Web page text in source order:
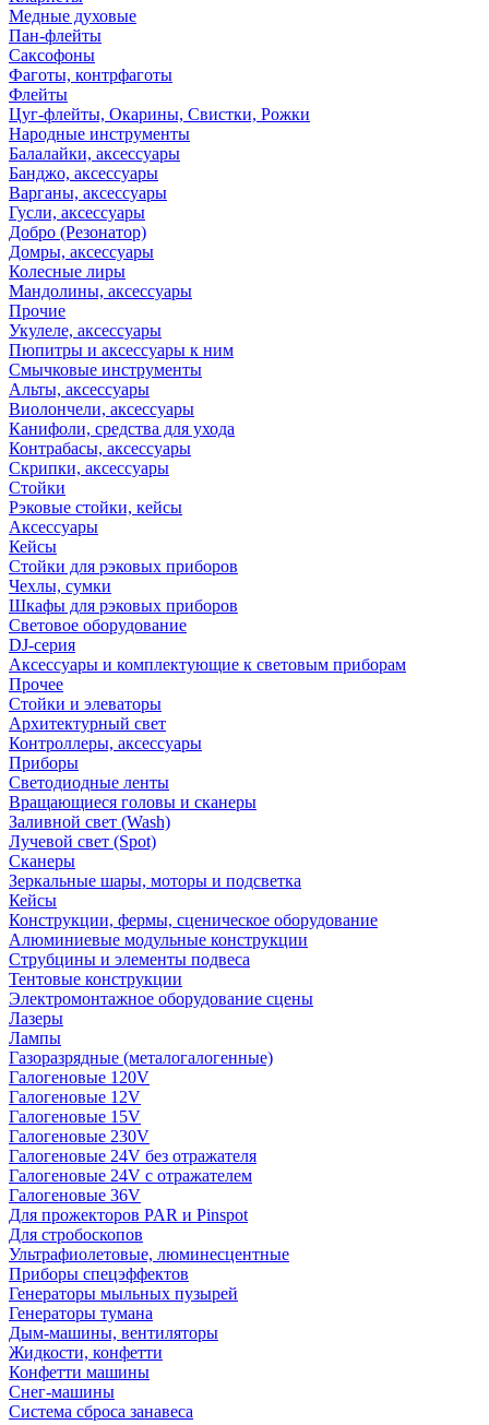
Медные духовые
Пан-флейты
Саксофоны
Фаготы, контрфаготы
Флейты
Цуг-флейты, Окарины, Свистки, Рожки
Народные инструменты
Балалайки, аксессуары
Банджо, аксессуары
Варганы, аксессуары
Гусли, аксессуары
Добро (Резонатор)
Домры, аксессуары
Колесные лиры
Мандолины, аксессуары
Прочие
Укулеле, аксессуары
Пюпитры и аксессуары к ним
Смычковые инструменты
Альты, аксессуары
Виолончели, аксессуары
Канифоли, средства для ухода
Контрабасы, аксессуары
Скрипки, аксессуары
Стойки
Рэковые стойки, кейсы
Аксессуары
Кейсы
Стойки для рэковых приборов
Чехлы, сумки
Шкафы для рэковых приборов
Световое оборудование
DJ-серия
Аксессуары и комплектующие к световым приборам
Прочее
Стойки и элеваторы
Архитектурный свет
Контроллеры, аксессуары
Приборы
Светодиодные ленты
Вращающиеся головы и сканеры
Заливной свет (Wash)
Лучевой свет (Spot)
Сканеры
Зеркальные шары, моторы и подсветка
Кейсы
Конструкции, фермы, сценическое оборудование
Алюминиевые модульные конструкции
Струбцины и элементы подвеса
Тентовые конструкции
Электромонтажное оборудование сцены
Лазеры
Лампы
Газоразрядные (металогалогенные)
Галогеновые 120V
Галогеновые 12V
Галогеновые 15V
Галогеновые 230V
Галогеновые 24V без отражателя
Галогеновые 24V с отражателем
Галогеновые 36V
Для прожекторов PAR и Pinspot
Для стробоскопов
Ультрафиолетовые, люминесцентные
Приборы спецэффектов
Генераторы мыльных пузырей
Генераторы тумана
Дым-машины, вентиляторы
Жидкости, конфетти
Конфетти машины
Снег-машины
Система сброса занавеса